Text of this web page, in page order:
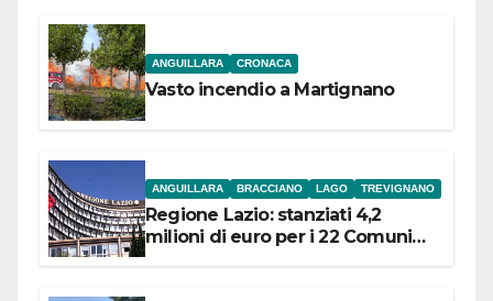
ANGUILLARA CRONACA
Vasto incendio a Martignano
ANGUILLARA BRACCIANO LAGO TREVIGNANO
Regione Lazio: stanziati 4,2
milioni di euro per i 22 Comuni